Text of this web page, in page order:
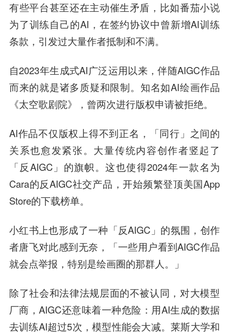
有些平台甚至还在主动催生矛盾，比如番茄小说
为了训练自己的AI，在签约协议中曾新增AI训练
条款，引发过大量作者抵制和不满。
自2023年生成式AI广泛运用以来，伴随AIGC作品
而来的就是诸多质疑和限制。知名如AI绘画作品
《太空歌剧院》，曾两次进行版权申请被拒绝。
AI作品不仅版权上得不到正名，「同行」之间的
关系也愈发紧张。大量传统内容创作者竖起了
「反AIGC」的旗帜。这也使得2024年一款名为
Cara的反AIGC社交产品，开始频繁登顶美国App
Store的下载榜单。
小红书上也形成了一种「反AIGC」的氛围，创作
者唐飞对此感到无奈，「一些用户看到AIGC作品
就会点举报，特别是绘画圈的那群人。」
除了社会和法律法规层面的不被认同，对大模型
厂商，AIGC还意味着一种危险：用AI生成的数据
去训练AI超过5次，模型性能会大减。莱斯大学和